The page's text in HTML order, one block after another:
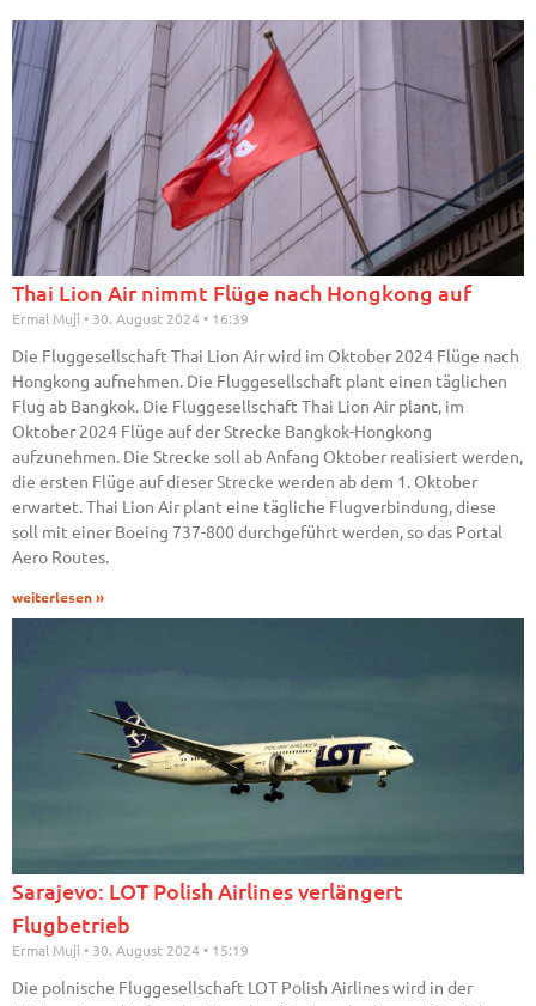
Thai Lion Air nimmt Flüge nach Hongkong auf
Ermal Muji 30. August 2024 16:39
Die Fluggesellschaft Thai Lion Air wird im Oktober 2024 Flüge nach
Hongkong aufnehmen. Die Fluggesellschaft plant einen täglichen
Flug ab Bangkok. Die Fluggesellschaft Thai Lion Air plant, im
Oktober 2024 Flüge auf der Strecke Bangkok-Hongkong
aufzunehmen. Die Strecke soll ab Anfang Oktober realisiert werden,
die ersten Flüge auf dieser Strecke werden ab dem 1. Oktober
erwartet. Thai Lion Air plant eine tägliche Flugverbindung, diese
soll mit einer Boeing 737-800 durchgeführt werden, so das Portal
Aero Routes.
weiterlesen »
Sarajevo: LOT Polish Airlines verlängert
Flugbetrieb
Ermal Muji 30. August 2024 15:19
Die polnische Fluggesellschaft LOT Polish Airlines wird in der